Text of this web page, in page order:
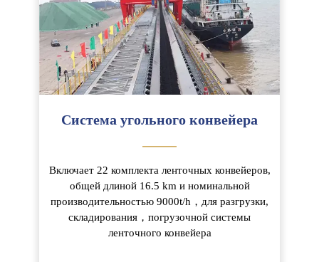
Система угольного конвейера
———
Включает 22 комплекта ленточных конвейеров,
общей длиной 16.5 km и номинальной
производительностью 9000t/h，для разгрузки,
складирования，погрузочной системы
ленточного конвейера